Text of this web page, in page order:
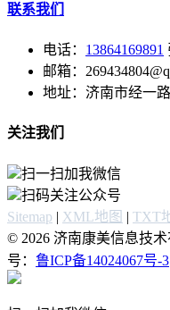
联系我们
电话： 13864169891
邮箱：
地址：济南市经一
关注我们
扫一扫加我微信
扫码关注公众号
Sitemap | XML地图 | TXT
© 2026 济南康美信息技
号： 鲁ICP备14024067号-3